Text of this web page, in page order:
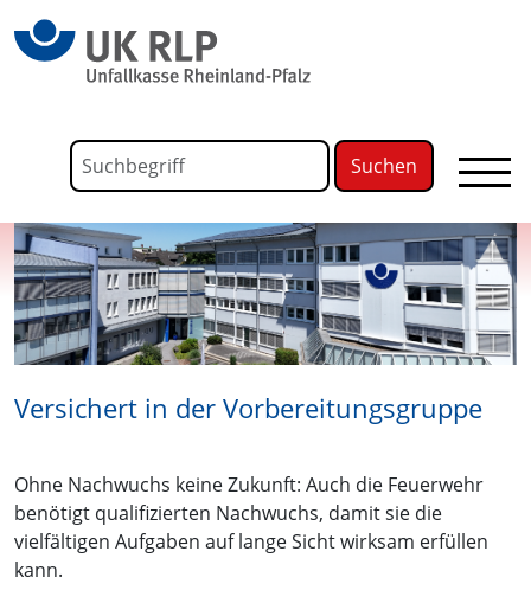
Formular für die Volltextsuche
Versichert in der Vorbereitungsgruppe
Ohne Nachwuchs keine Zukunft: Auch die Feuerwehr
benötigt qualifizierten Nachwuchs, damit sie die
vielfältigen Aufgaben auf lange Sicht wirksam erfüllen
kann.